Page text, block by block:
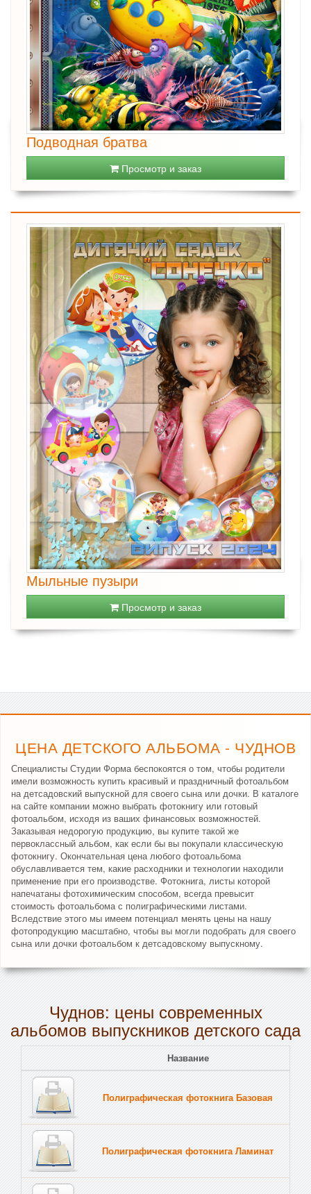
Подводная братва
Просмотр и заказ
Мыльные пузыри
Просмотр и заказ
ЦЕНА ДЕТСКОГО АЛЬБОМА - ЧУДНОВ
Специалисты Студии Форма беспокоятся о том, чтобы родители
имели возможность купить красивый и праздничный фотоальбом
на детсадовский выпускной для своего сына или дочки. В каталоге
на сайте компании можно выбрать фотокнигу или готовый
фотоальбом, исходя из ваших финансовых возможностей.
Заказывая недорогую продукцию, вы купите такой же
первоклассный альбом, как если бы вы покупали классическую
фотокнигу. Окончательная цена любого фотоальбома
обуславливается тем, какие расходники и технологии находили
применение при его производстве. Фотокнига, листы которой
напечатаны фотохимическим способом, всегда превысит
стоимость фотоальбома с полиграфическими листами.
Вследствие этого мы имеем потенциал менять цены на нашу
фотопродукцию масштабно, чтобы вы могли подобрать для своего
сына или дочки фотоальбом к детсадовскому выпускному.
Чуднов: цены современных
альбомов выпускников детского сада
Название
Полиграфическая фотокнига Базовая
Полиграфическая фотокнига Ламинат